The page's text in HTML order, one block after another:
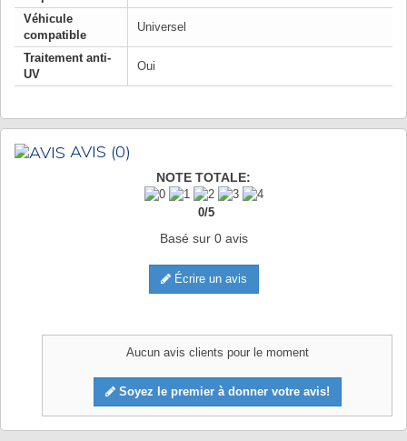
Véhicule
compatible
Universel
Traitement anti-
UV
Oui
AVIS (0)
NOTE TOTALE:
0/5
Basé sur 0avis
Écrire un avis
Aucun avis clients pour le moment
Soyez le premier à donner votre avis!